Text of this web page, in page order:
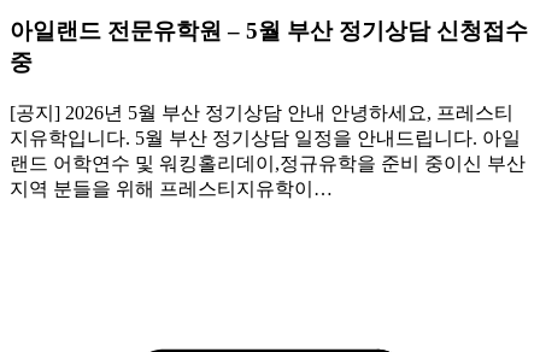
아일랜드 전문유학원 – 5월 부산 정기상담 신청접수
중
[공지] 2026년 5월 부산 정기상담 안내 안녕하세요, 프레스티
지유학입니다. 5월 부산 정기상담 일정을 안내드립니다. 아일
랜드 어학연수 및 워킹홀리데이,정규유학을 준비 중이신 부산
지역 분들을 위해 프레스티지유학이…